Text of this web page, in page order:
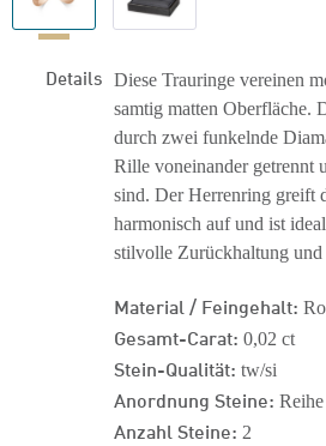
Details Diese Trauringe vereinen
samtig matten Oberfläche.
durch zwei funkelnde
Rille voneinander getrennt
sind. Der Herrenring greift
harmonisch auf und ist
stilvolle Zurückhaltung und
Material / Feingehalt:
Gesamt-Carat: 0,02 ct
Stein-Qualität: tw/si
Anordnung Steine: Reihe
Anzahl Steine: 2